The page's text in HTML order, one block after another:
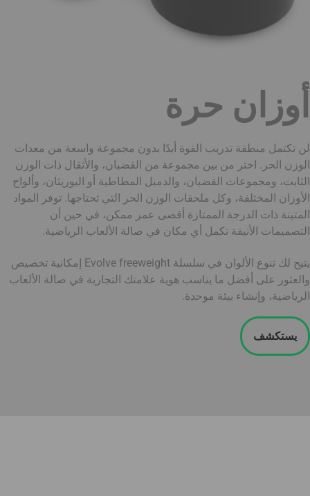
أوزان حرة
لن تكتمل منطقة تدريب القوة أبدًا بدون مجموعة واسعة من معدات
الوزن الحر. اختر من بين مجموعة من القضبان، والأثقال ذات الوزن
الثابت، ومجموعات القضبان، والدمبل المطاطية أو اليوريثان، وألواح
الأوزان المختلفة، وكل ملحقات الوزن الحر التي تحتاجها. توفر المواد
المتينة ذات الدرجة الممتازة أقصى عمر ممكن، في حين أن
التصميمات الأنيقة تكمل أي مكان في صالة الألعاب الرياضية.
يتيح لك تنوع الألوان في سلسلة Evolve freeweight إمكانية تخصيص
والعثور على أفضل ما يناسب هوية علامتك التجارية في صالة الألعاب
الرياضية، وإنشاء بيئة موحدة.
يستكشف